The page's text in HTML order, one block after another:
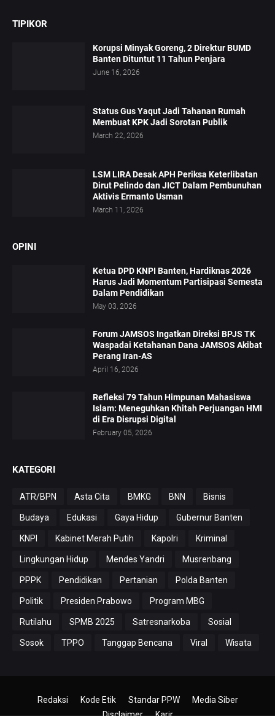
TIPIKOR
Korupsi Minyak Goreng, 2 Direktur BUMD
Banten Dituntut 11 Tahun Penjara
June 16, 2026
Status Gus Yaqut Jadi Tahanan Rumah
Membuat KPK Jadi Sorotan Publik
March 22, 2026
LSM LIRA Desak APH Periksa Keterlibatan
Dirut Pelindo dan JICT Dalam Pembunuhan
Aktivis Ermanto Usman
March 11, 2026
OPINI
Ketua DPD KNPI Banten, Hardiknas 2026
Harus Jadi Momentum Partisipasi Semesta
Dalam Pendidikan
May 03, 2026
Forum JAMSOS Ingatkan Direksi BPJS TK
Waspadai Ketahanan Dana JAMSOS Akibat
Perang Iran-AS
April 16, 2026
Refleksi 79 Tahun Himpunan Mahasiswa
Islam: Meneguhkan Khitah Perjuangan HMI
di Era Disrupsi Digital
February 05, 2026
KATEGORI
ATR/BPN Asta Cita BMKG BNN Bisnis
Budaya Edukasi Gaya Hidup Gubernur Banten
KNPI Kabinet Merah Putih Kapolri Kriminal
Lingkungan Hidup Mendes Yandri Musrenbang
PPPK Pendidikan Pertanian Polda Banten
Politik Presiden Prabowo Program MBG
Rutilahu SPMB 2025 Satresnarkoba Sosial
Sosok TPPO Tanggap Bencana Viral Wisata
Redaksi Kode Etik Standar PPW
Media Siber
Disclaimer
Karir